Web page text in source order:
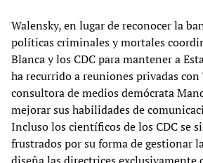
Walensky, en lugar de reconocer la
políticas criminales y mortales
Blanca y los CDC para mantener a
ha recurrido a reuniones privadas
consultora de medios demócrata
mejorar sus habilidades de
Incluso los científicos de los CDC se
frustrados por su forma de gestionar
diseña las directrices exclusivamente